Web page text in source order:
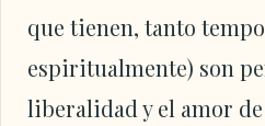
que tienen, tanto
espiritualmente) son
liberalidad y el amor